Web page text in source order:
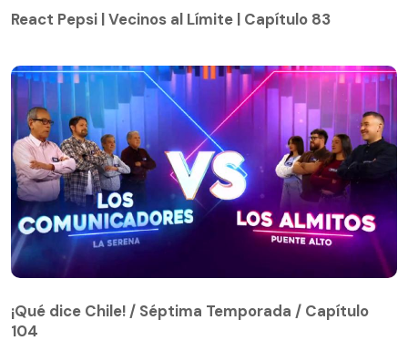
React Pepsi | Vecinos al Límite | Capítulo 83
104
¡Qué dice Chile! / Séptima Temporada / Capítulo
104